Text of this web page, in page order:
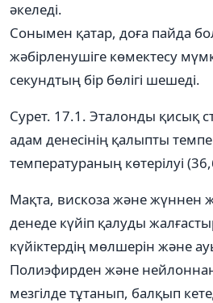
әкеледі.
Сонымен қатар, доға пайда
жәбірленушіге көмектесу
секундтың бір бөлігі шешеді.
Сурет. 17.1. Эталонды қисық
адам денесінің қалыпты
температураның көтерілуі
Мақта, вискоза және жүннен
денеде күйіп қалуды
күйіктердің мөлшерін және
Полиэфирден және
мезгілде тұтанып, балқып